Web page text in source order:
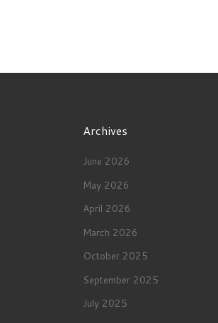
Archives
June 2026
May 2026
April 2026
March 2026
October 2025
September 2025
July 2025